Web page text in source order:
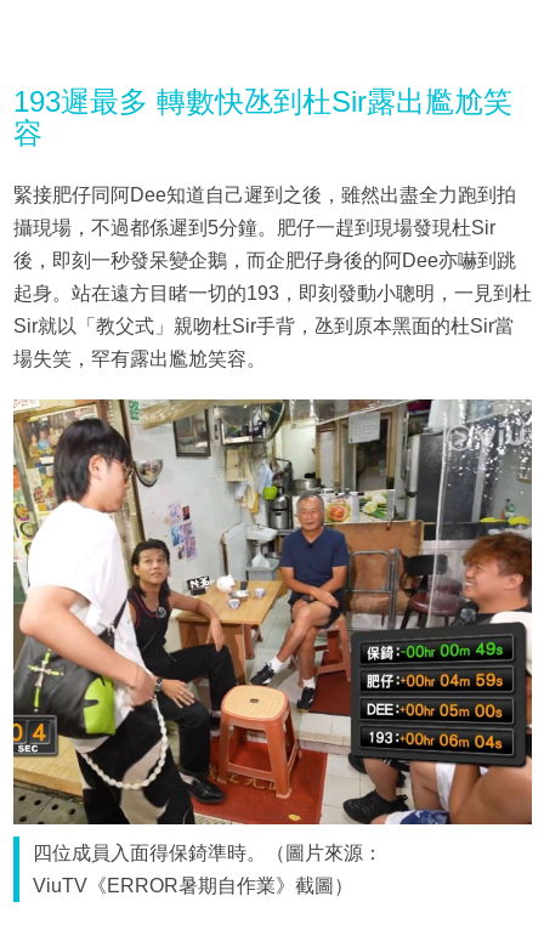
193遲最多 轉數快氹到杜Sir露出尷尬笑
容
緊接肥仔同阿Dee知道自己遲到之後，雖然出盡全力跑到拍
攝現場，不過都係遲到5分鐘。肥仔一趕到現場發現杜Sir
後，即刻一秒發呆變企鵝，而企肥仔身後的阿Dee亦嚇到跳
起身。站在遠方目睹一切的193，即刻發動小聰明，一見到杜
Sir就以「教父式」親吻杜Sir手背，氹到原本黑面的杜Sir當
場失笑，罕有露出尷尬笑容。
四位成員入面得保錡準時。（圖片來源：
ViuTV《ERROR暑期自作業》截圖）